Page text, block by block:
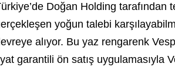
Doğan Holding tarafından
yoğun talebi
alıyor. Bu yaz rengarenk
garantili ön satış uygulamasıyla